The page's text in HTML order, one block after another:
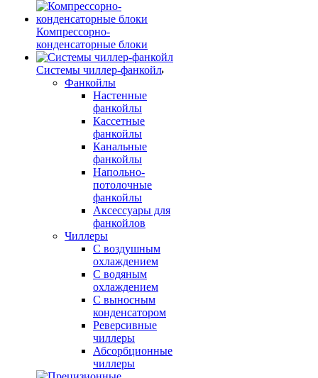
Компрессорно-
конденсаторные блоки
Системы чиллер-фанкойл
Фанкойлы
Настенные
фанкойлы
Кассетные
фанкойлы
Канальные
фанкойлы
Напольно-
потолочные
фанкойлы
Аксессуары для
фанкойлов
Чиллеры
С воздушным
охлаждением
С водяным
охлаждением
С выносным
конденсатором
Реверсивные
чиллеры
Абсорбционные
чиллеры